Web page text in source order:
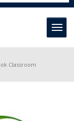
Classroom